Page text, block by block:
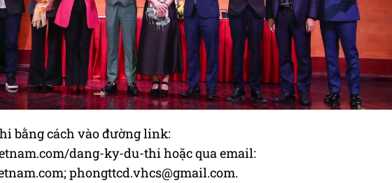
bằng cách vào đường link:
dang-ky-du-thi hoặc qua email:
; phongttcd.vhcs@gmail.com.